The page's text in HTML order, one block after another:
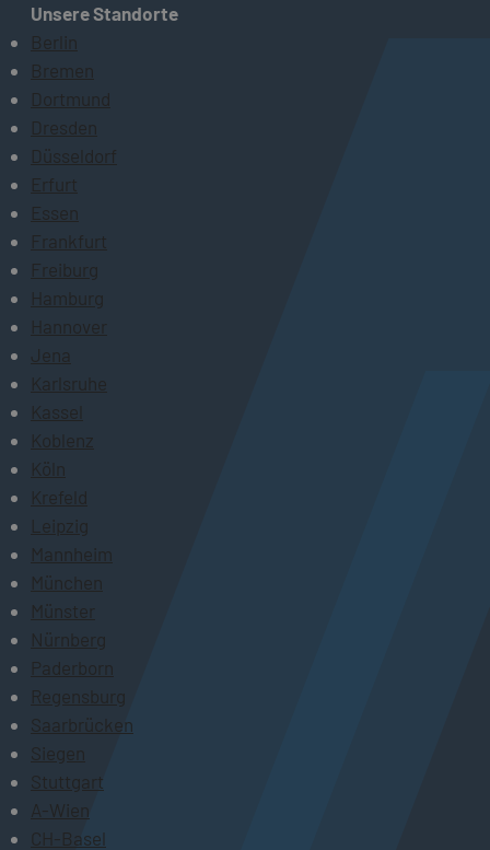
Unsere Standorte
Berlin
Bremen
Dortmund
Dresden
Düsseldorf
Erfurt
Essen
Frankfurt
Freiburg
Hamburg
Hannover
Jena
Karlsruhe
Kassel
Koblenz
Köln
Krefeld
Leipzig
Mannheim
München
Münster
Nürnberg
Paderborn
Regensburg
Saarbrücken
Siegen
Stuttgart
A-Wien
CH-Basel